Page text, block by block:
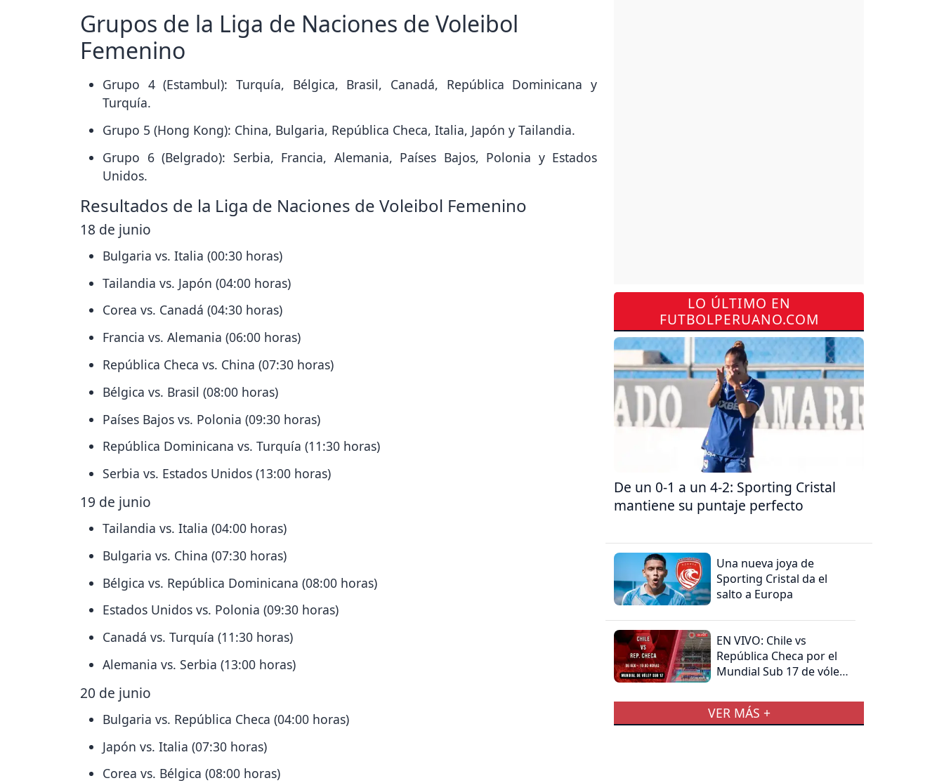
Grupos de la Liga de Naciones de Voleibol
Femenino
Grupo 4 (Estambul): Turquía, Bélgica, Brasil, Canadá, República Dominicana y
Turquía.
Grupo 5 (Hong Kong): China, Bulgaria, República Checa, Italia, Japón y Tailandia.
Grupo 6 (Belgrado): Serbia, Francia, Alemania, Países Bajos, Polonia y Estados
Unidos.
Resultados de la Liga de Naciones de Voleibol Femenino
18 de junio
Bulgaria vs. Italia (00:30 horas)
Tailandia vs. Japón (04:00 horas)
Corea vs. Canadá (04:30 horas)
Francia vs. Alemania (06:00 horas)
República Checa vs. China (07:30 horas)
Bélgica vs. Brasil (08:00 horas)
Países Bajos vs. Polonia (09:30 horas)
República Dominicana vs. Turquía (11:30 horas)
Serbia vs. Estados Unidos (13:00 horas)
19 de junio
Tailandia vs. Italia (04:00 horas)
Bulgaria vs. China (07:30 horas)
Bélgica vs. República Dominicana (08:00 horas)
Estados Unidos vs. Polonia (09:30 horas)
Canadá vs. Turquía (11:30 horas)
Alemania vs. Serbia (13:00 horas)
20 de junio
Bulgaria vs. República Checa (04:00 horas)
Japón vs. Italia (07:30 horas)
Corea vs. Bélgica (08:00 horas)
LO ÚLTIMO EN
FUTBOLPERUANO.COM
De un 0-1 a un 4-2: Sporting Cristal
mantiene su puntaje perfecto
Una nueva joya de
Sporting Cristal da el
salto a Europa
EN VIVO: Chile vs
República Checa por el
Mundial Sub 17 de vóley
VER MÁS +